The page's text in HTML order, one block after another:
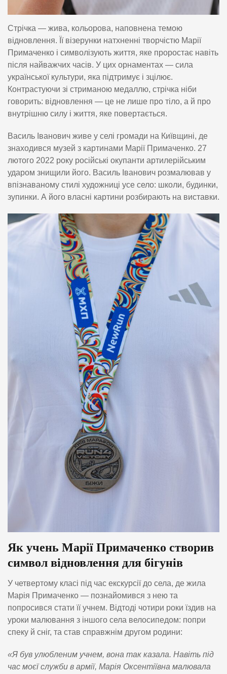
Стрічка — жива, кольорова, наповнена темою
відновлення. Її візерунки натхненні творчістю Марії
Примаченко і символізують життя, яке проростає навіть
після найважчих часів. У цих орнаментах — сила
української культури, яка підтримує і зцілює.
Контрастуючи зі стриманою медаллю, стрічка ніби
говорить: відновлення — це не лише про тіло, а й про
внутрішню силу і життя, яке повертається.
Василь Іванович живе у селі громади на Київщині, де
знаходився музей з картинами Марії Примаченко. 27
лютого 2022 року російські окупанти артилерійським
ударом знищили його. Василь Іванович розмалював у
впізнаваному стилі художниці усе село: школи, будинки,
зупинки. А його власні картини розбирають на виставки.
Як учень Марії Примаченко створив
символ відновлення для бігунів
У четвертому класі під час екскурсії до села, де жила
Марія Примаченко — познайомився з нею та
попросився стати її учнем. Відтоді чотири роки їздив на
уроки малювання з іншого села велосипедом: попри
спеку й сніг, та став справжнім другом родини:
«Я був улюбленим учнем, вона так казала. Навіть під
час моєї служби в армії, Марія Оксентіївна малювала